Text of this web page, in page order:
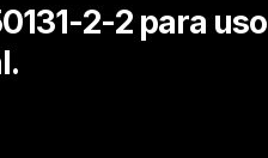
2-2 para uso